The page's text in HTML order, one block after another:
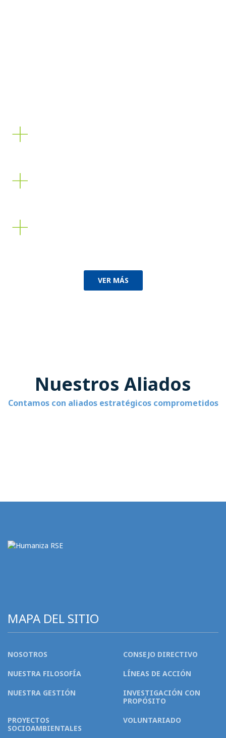
+
+
+
VER MÁS
Nuestros Aliados
Contamos con aliados estratégicos comprometidos
MAPA DEL SITIO
NOSOTROS
CONSEJO DIRECTIVO
NUESTRA FILOSOFÍA
LÍNEAS DE ACCIÓN
NUESTRA GESTIÓN
INVESTIGACIÓN CON
PROPÓSITO
PROYECTOS
SOCIOAMBIENTALES
VOLUNTARIADO